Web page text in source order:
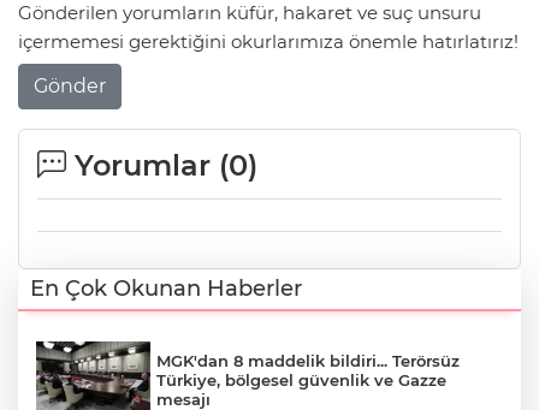
Gönderilen yorumların küfür, hakaret ve suç unsuru
içermemesi gerektiğini okurlarımıza önemle hatırlatırız!
Gönder
Yorumlar (0)
En Çok Okunan Haberler
MGK'dan 8 maddelik bildiri... Terörsüz
Türkiye, bölgesel güvenlik ve Gazze
mesajı